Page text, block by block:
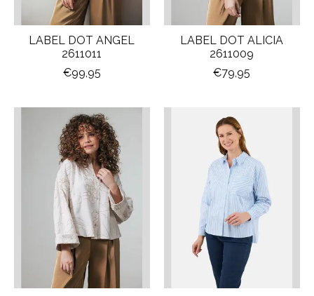
LABEL DOT ANGEL
2611011
€99,95
LABEL DOT ALICIA
2611009
€79,95